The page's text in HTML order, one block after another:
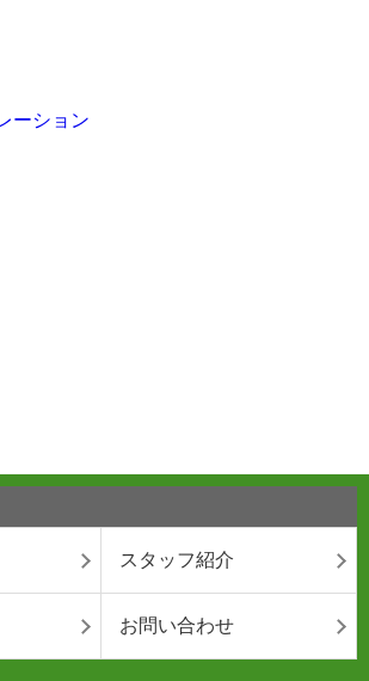
スタッフ紹介
お問い合わせ